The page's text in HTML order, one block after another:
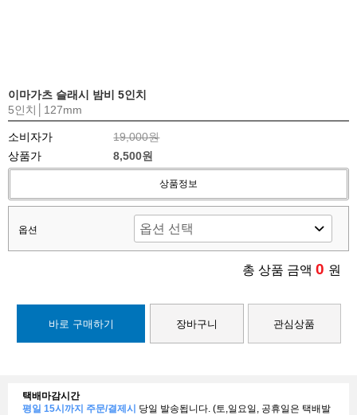
이마가츠 슬래시 밤비 5인치
5인치│127mm
소비자가
19,000원
상품가
8,500원
상품정보
옵션
총 상품 금액 0 원
바로 구매하기 장바구니 관심상품
택배마감시간
평일 15시까지 주문/결제시 당일 발송됩니다. (토,일요일, 공휴일은 택배발